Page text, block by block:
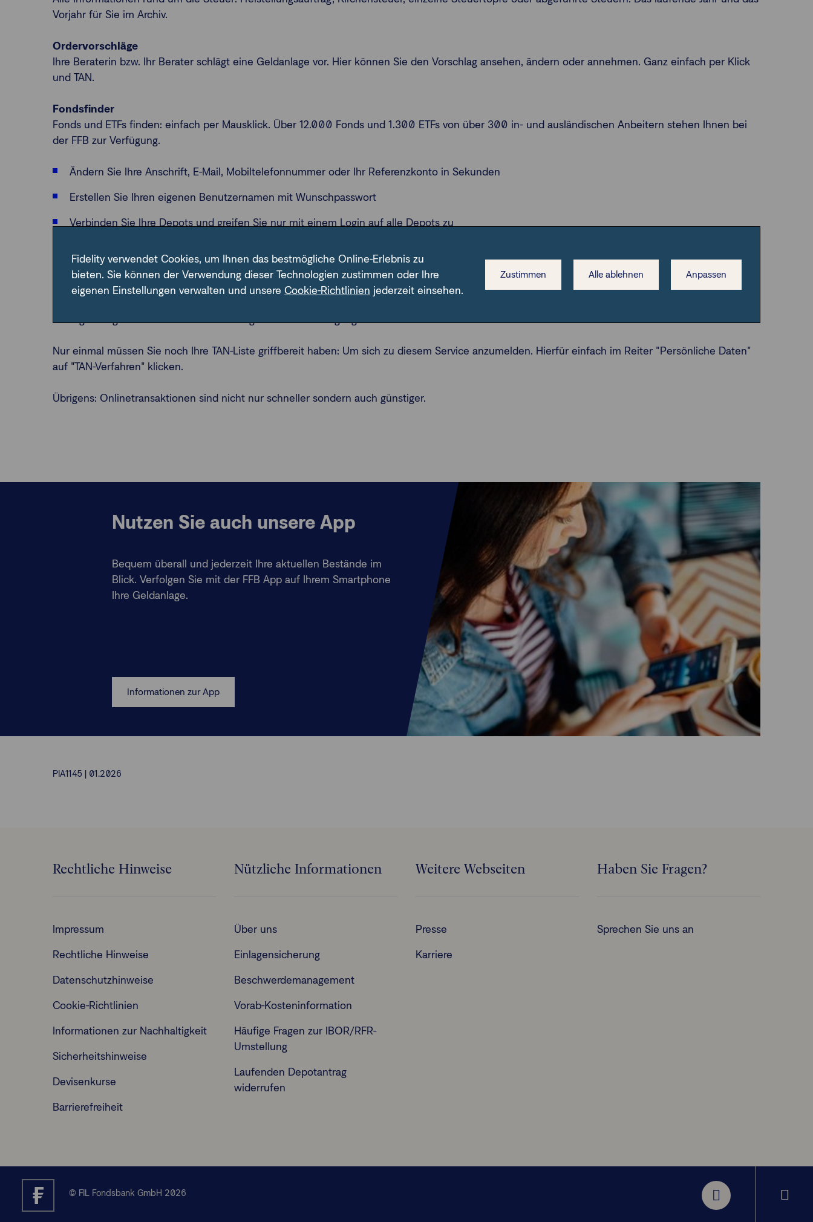
Vorjahr für Sie im Archiv.
Ordervorschläge
Ihre Beraterin bzw. Ihr Berater schlägt eine Geldanlage vor. Hier können Sie den Vorschlag ansehen, ändern oder annehmen. Ganz einfach per Klick
und TAN.
Fondsfinder
Fonds und ETFs finden: einfach per Mausklick. Über 12.000 Fonds und 1.300 ETFs von über 300 in- und ausländischen Anbeitern stehen Ihnen bei
der FFB zur Verfügung.
Ändern Sie Ihre Anschrift, E-Mail, Mobiltelefonnummer oder Ihr Referenzkonto in Sekunden
Erstellen Sie Ihren eigenen Benutzernamen mit Wunschpasswort
Verbinden Sie Ihre Depots und greifen Sie nur mit einem Login auf alle Depots zu
Bestätigen Sie Aufträge rund ums Depot schnell und bequem mit einer mobileTAN (mTAN). Sie erhalten damit auf Knopfdruck eine TAN direkt auf Ihr
erzeugt und gilt nur für den in Bearbeitung befindlichen Vorgang.
Nur einmal müssen Sie noch Ihre TAN-Liste griffbereit haben: Um sich zu diesem Service anzumelden. Hierfür einfach im Reiter "Persönliche Daten"
auf "TAN-Verfahren" klicken.
Übrigens: Onlinetransaktionen sind nicht nur schneller sondern auch günstiger.
Nutzen Sie auch unsere App
Bequem überall und jederzeit Ihre aktuellen Bestände im
Blick. Verfolgen Sie mit der FFB App auf Ihrem Smartphone
Ihre Geldanlage.
Informationen zur App
PIA1145 | 01.2026
Rechtliche Hinweise
Impressum
Rechtliche Hinweise
Datenschutzhinweise
Cookie-Richtlinien
Informationen zur Nachhaltigkeit
Sicherheitshinweise
Devisenkurse
Barrierefreiheit
Nützliche Informationen
Über uns
Einlagensicherung
Beschwerdemanagement
Vorab-Kosteninformation
Häufige Fragen zur IBOR/RFR-
Umstellung
Laufenden Depotantrag
widerrufen
Weitere Webseiten
Presse
Karriere
Haben Sie Fragen?
Sprechen Sie uns an
© FIL Fondsbank GmbH 2026
Fidelity verwendet Cookies, um Ihnen das bestmögliche Online-Erlebnis zu
bieten. Sie können der Verwendung dieser Technologien zustimmen oder Ihre
eigenen Einstellungen verwalten und unsere Cookie-Richtlinien jederzeit einsehen.
Zustimmen Alle ablehnen Anpassen